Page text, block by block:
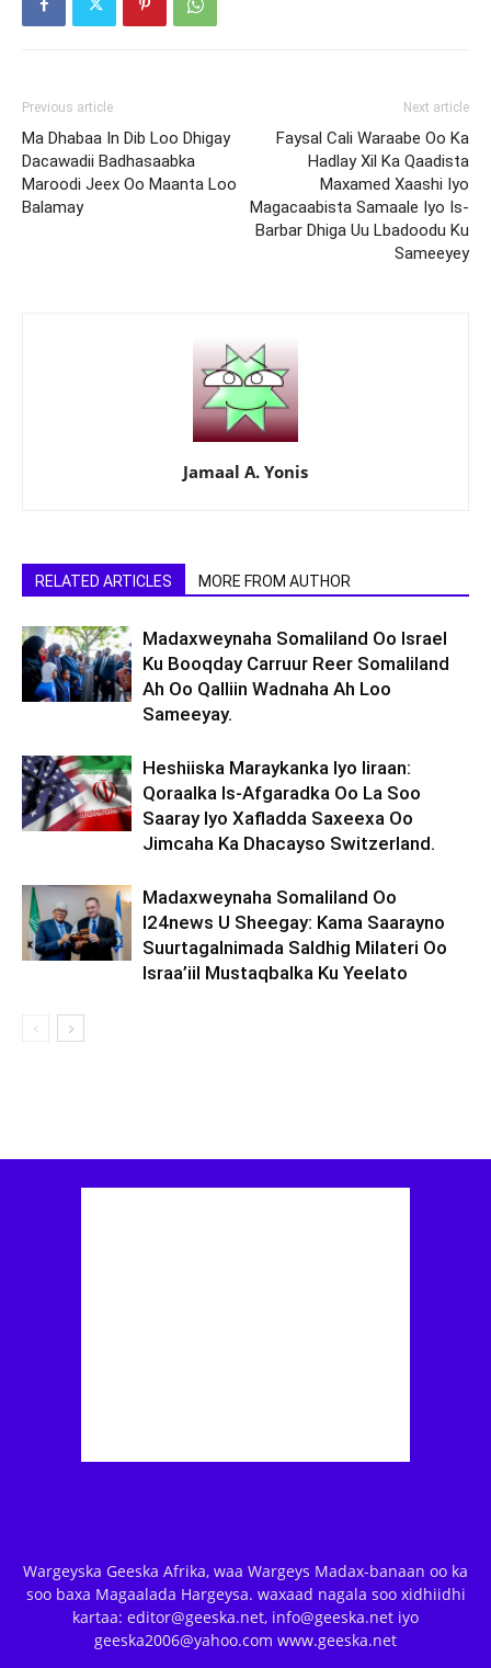
Previous article
Ma Dhabaa In Dib Loo Dhigay
Dacawadii Badhasaabka
Maroodi Jeex Oo Maanta Loo
Balamay
Next article
Faysal Cali Waraabe Oo Ka
Hadlay Xil Ka Qaadista
Maxamed Xaashi Iyo
Magacaabista Samaale Iyo Is-
Barbar Dhiga Uu Lbadoodu Ku
Sameeyey
Jamaal A. Yonis
RELATED ARTICLES MORE FROM AUTHOR
Madaxweynaha Somaliland Oo Israel
Ku Booqday Carruur Reer Somaliland
Ah Oo Qalliin Wadnaha Ah Loo
Sameeyay.
Heshiiska Maraykanka Iyo Iiraan:
Qoraalka Is-Afgaradka Oo La Soo
Saaray Iyo Xafladda Saxeexa Oo
Jimcaha Ka Dhacayso Switzerland.
Madaxweynaha Somaliland Oo
I24news U Sheegay: Kama Saarayno
Suurtagalnimada Saldhig Milateri Oo
Israa’iil Mustaqbalka Ku Yeelato
Wargeyska Geeska Afrika, waa Wargeys Madax-banaan oo ka
soo baxa Magaalada Hargeysa. waxaad nagala soo xidhiidhi
kartaa: editor@geeska.net, info@geeska.net iyo
geeska2006@yahoo.com www.geeska.net